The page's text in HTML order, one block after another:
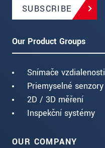
SUBSCRIBE
Our Product Groups
Snímače vzdialenosti
Priemyselné senzory
2D / 3D měření
Inspekční systémy
OUR COMPANY